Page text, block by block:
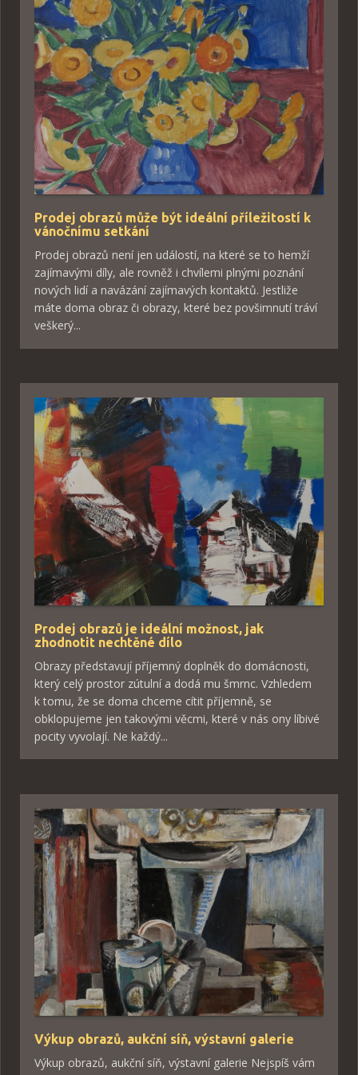
Prodej obrazů může být ideální příležitostí k
vánočnímu setkání
Prodej obrazů není jen událostí, na které se to hemží
zajímavými díly, ale rovněž i chvílemi plnými poznání
nových lidí a navázání zajímavých kontaktů. Jestliže
máte doma obraz či obrazy, které bez povšimnutí tráví
veškerý...
Prodej obrazů je ideální možnost, jak
zhodnotit nechtěné dílo
Obrazy představují příjemný doplněk do domácnosti,
který celý prostor zútulní a dodá mu šmrnc. Vzhledem
k tomu, že se doma chceme cítit příjemně, se
obklopujeme jen takovými věcmi, které v nás ony líbivé
pocity vyvolají. Ne každý...
Výkup obrazů, aukční síň, výstavní galerie
Výkup obrazů, aukční síň, výstavní galerie Nejspíš vám